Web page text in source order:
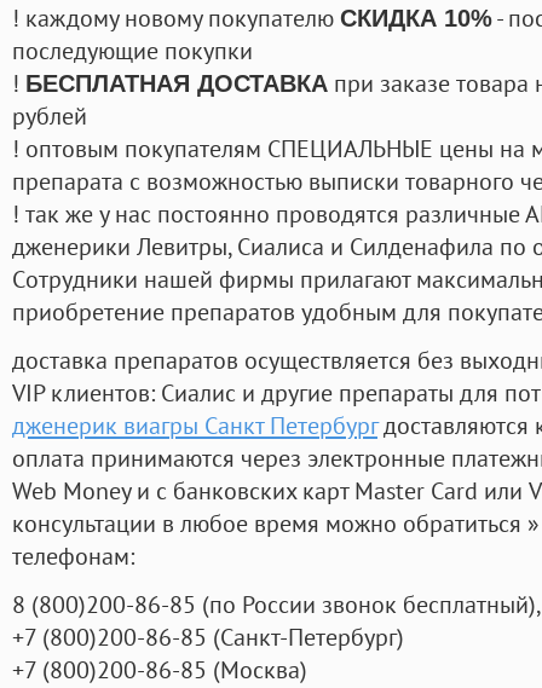
! каждому новому покупателю СКИДКА 10%-
последующие покупки
! БЕСПЛАТНАЯ ДОСТАВКА при заказе
рублей
! оптовым покупателям СПЕЦИАЛЬНЫЕ цены на
препарата с возможностью выписки товарного
! так же у нас постоянно проводятся
дженерики Левитры, Сиалиса и Силденафила по
Cотрудники нашей фирмы прилагают
приобретение препаратов удобным для
доставка препаратов осуществляется без
VIP клиентов: Сиалис и другие препараты для
дженерик виагры Санкт Петербургдоставляются
оплата принимаются через электронные
Web Money и с банковских карт Master Card или
консультации в любое время можно обратиться
телефонам:
8 (800)200-86-85 (по России звонок бесплатный),
+7 (800)200-86-85 (Санкт-Петербург)
+7 (800)200-86-85 (Москва)